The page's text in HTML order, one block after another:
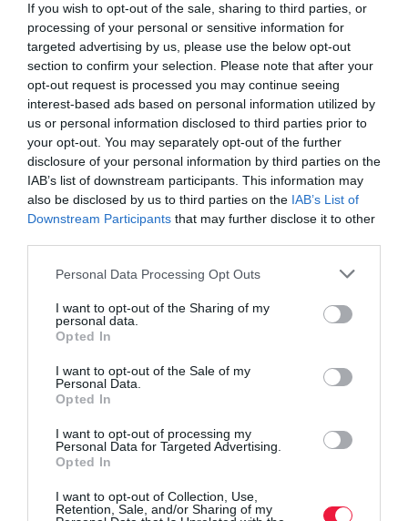
If you wish to opt-out of the sale, sharing to third parties, or
processing of your personal or sensitive information for
targeted advertising by us, please use the below opt-out
section to confirm your selection. Please note that after your
opt-out request is processed you may continue seeing
interest-based ads based on personal information utilized by
us or personal information disclosed to third parties prior to
your opt-out. You may separately opt-out of the further
disclosure of your personal information by third parties on the
IAB’s list of downstream participants. This information may
also be disclosed by us to third parties on the IAB’s List of
Downstream Participants that may further disclose it to other
Please note that this website/app uses one or more Google
not limited to your visit or usage behaviour. You may click to
grant or deny consent to Google and its third-party tags to
use your data for below specified purposes in below Google
consent section.
Personal Data Processing Opt Outs
I want to opt-out of the Sharing of my
personal data.
Opted In
I want to opt-out of the Sale of my
Personal Data.
Opted In
I want to opt-out of processing my
Personal Data for Targeted Advertising.
Opted In
I want to opt-out of Collection, Use,
Retention, Sale, and/or Sharing of my
újra a csalók
Riasztás az MVM-től, újabb csaló sms-ek érkeznek
adathalász bűnözők elfogás csalás